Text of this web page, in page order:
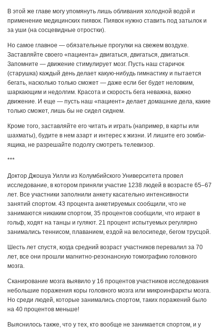
В этой же главе могу упомянуть лишь обливания холодной водой и
применение медицинских пиявок. Пиявок нужно ставить под затылок и
за уши (на сосцевидные отростки).
Но самое главное — обязательные прогулки на свежем воздухе.
Заставляйте своего «пациента» двигаться, двигаться, двигаться.
Запомните — движение стимулирует мозг. Пусть наш старичок
(старушка) каждый день делает какую-нибудь гимнастику и пытается
бегать, насколько только сможет — даже если бег будет неловким,
шаркающим и недолгим. Красота и скорость бега неважна, важно
движение. И еще — пусть наш «пациент» делает домашние дела, какие
только сможет, лишь бы не сидел сиднем.
Кроме того, заставляйте его читать и играть (например, в карты или
шахматы), будите в нем азарт и интерес к жизни. И лишите его зомби-
ящика, не разрешайте подолгу смотреть телевизор.
***
Доктор Джошуа Уилли из Колумбийского Университета провел
исследование, в котором приняли участие 1238 людей в возрасте 65–67
лет. Все участники заполнили анкету касательно интенсивности
занятий спортом. 43 процента анкетируемых сообщили, что не
занимаются никаким спортом, 35 процентов сообщили, что играют в
гольф, ходят на танцы и гуляют. 21 процент испытуемых регулярно
занимались теннисом, плаванием, ездой на велосипеде, бегом трусцой.
Шесть лет спустя, когда средний возраст участников перевалил за 70
лет, все они прошли магнитно-резонансную томографию головного
мозга.
Сканирование мозга выявило у 16 процентов участников исследования
небольшие поражения коры головного мозга или микроинфаркты мозга.
Но среди людей, которые занимались спортом, таких поражений было
на 40 процентов меньше!
Выяснилось также, что у тех, кто вообще не занимается спортом, и у